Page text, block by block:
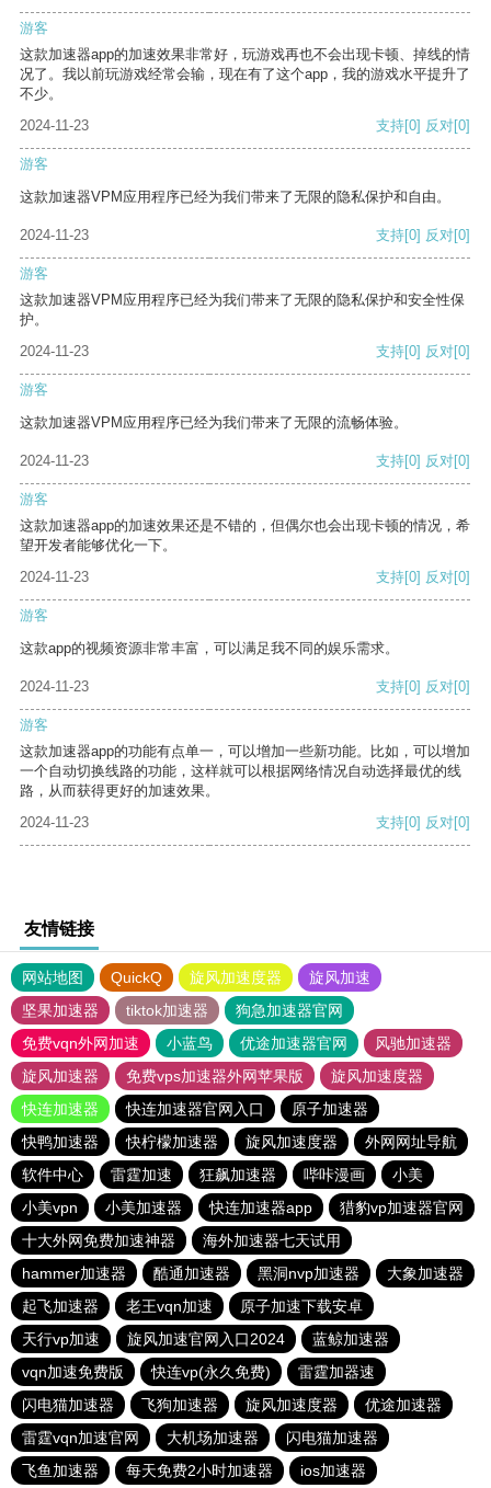
游客
这款加速器app的加速效果非常好，玩游戏再也不会出现卡顿、掉线的情
况了。我以前玩游戏经常会输，现在有了这个app，我的游戏水平提升了
不少。
2024-11-23
支持[0] 反对[0]
游客
这款加速器VPM应用程序已经为我们带来了无限的隐私保护和自由。
2024-11-23 支持[0] 反对[0]
游客
这款加速器VPM应用程序已经为我们带来了无限的隐私保护和安全性保
护。
2024-11-23
支持[0] 反对[0]
游客
这款加速器VPM应用程序已经为我们带来了无限的流畅体验。
2024-11-23 支持[0] 反对[0]
游客
这款加速器app的加速效果还是不错的，但偶尔也会出现卡顿的情况，希
望开发者能够优化一下。
2024-11-23
支持[0] 反对[0]
游客
这款app的视频资源非常丰富，可以满足我不同的娱乐需求。
2024-11-23 支持[0] 反对[0]
游客
这款加速器app的功能有点单一，可以增加一些新功能。比如，可以增加
一个自动切换线路的功能，这样就可以根据网络情况自动选择最优的线
路，从而获得更好的加速效果。
2024-11-23
支持[0] 反对[0]
友情链接
网站地图 QuickQ 旋风加速度器
旋风加速
坚果加速器
tiktok加速器
狗急加速器官网
免费vqn外网加速
小蓝鸟 优途加速器官网
风驰加速器
旋风加速器
免费vps加速器外网苹果版
旋风加速度器
快连加速器
快连加速器官网入口
原子加速器
快鸭加速器
快柠檬加速器 旋风加速度器
外网网址导航
软件中心
雷霆加速 狂飙加速器 哔咔漫画
小美
小美vpn
小美加速器 快连加速器app
猎豹vp加速器官网
十大外网免费加速神器
海外加速器七天试用
hammer加速器
酷通加速器 黑洞nvp加速器
大象加速器
起飞加速器
老王vqn加速
原子加速下载安卓
天行vp加速
旋风加速官网入口2024
蓝鲸加速器
vqn加速免费版
快连vp(永久免费)
雷霆加器速
闪电猫加速器
飞狗加速器 旋风加速度器
优途加速器
雷霆vqn加速官网
大机场加速器
闪电猫加速器
飞鱼加速器
每天免费2小时加速器 ios加速器